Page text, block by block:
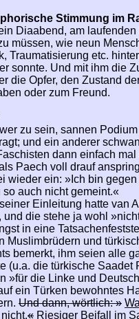
Stimmung im
Diaabend, am
müssen, wie neun
Traumatisierung etc.
sonnte. Und mit ihm die
die Opfer, den Zustand
oder zum Freund.
zu sein, sannen
und ein anderer
dann einfach
Paech voll drauf
ein: »Ich bin
auch nicht gemeint.«
Einleitung hatte van
die stehe ja wohl
in eine
Muslimbrüdern und
bemerkt, ihm seien alle
(u.a. die türkische
»für die Linke und
ein Türken bewohntes
Und dann, wörtlich: »
« Riesiger Beifall im